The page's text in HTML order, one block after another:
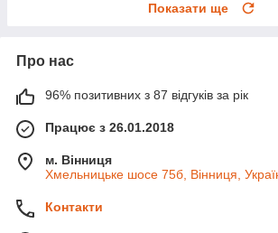
Показати ще
Про нас
96% позитивних з 87 відгуків за рік
Працює з 26.01.2018
м. Вінниця
Хмельницьке шосе 75б, Вінниця,
Контакти